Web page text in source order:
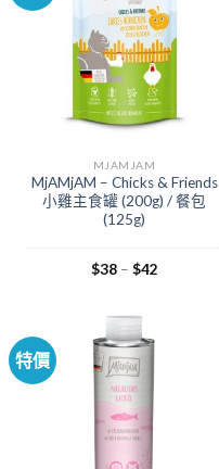
MJAMJAM
MjAMjAM – Chicks & Friends
小雞主食罐 (200g) / 餐包
(125g)
$38– $42
特價